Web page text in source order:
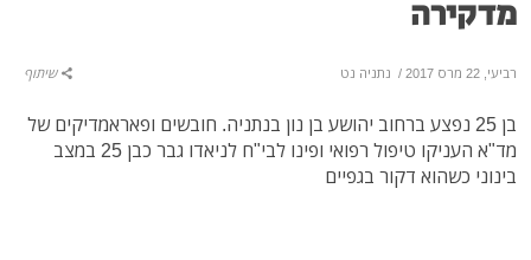
מדקירה
רביעי, 22 מרס 2017 / נתניה נט שיתוף
בן 25 נפצע ברחוב יהושע בן נון בנתניה. חובשים ופאראמדיקים של
מד"א העניקו טיפול רפואי ופינו לבי"ח לניאדו גבר כבן 25 במצב
בינוני כשהוא דקור בגפיים